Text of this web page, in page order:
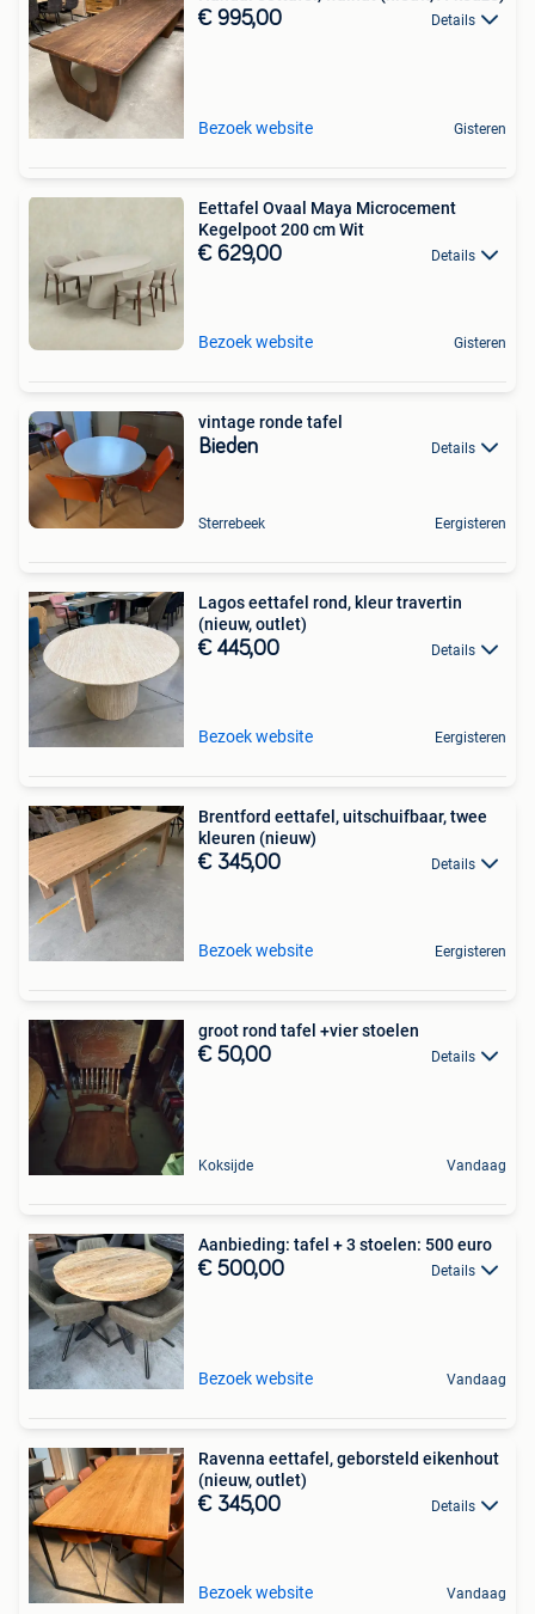
€ 995,00 Details
Bezoek website Gisteren
Eettafel Ovaal Maya Microcement
Kegelpoot 200 cm Wit
€ 629,00 Details
Bezoek website Gisteren
vintage ronde tafel
Bieden Details
Sterrebeek Eergisteren
Lagos eettafel rond, kleur travertin
(nieuw, outlet)
€ 445,00 Details
Bezoek website Eergisteren
Brentford eettafel, uitschuifbaar, twee
kleuren (nieuw)
€ 345,00 Details
Bezoek website Eergisteren
groot rond tafel +vier stoelen
€ 50,00 Details
Koksijde Vandaag
Aanbieding: tafel + 3 stoelen: 500 euro
€ 500,00 Details
Bezoek website Vandaag
Ravenna eettafel, geborsteld eikenhout
(nieuw, outlet)
€ 345,00 Details
Bezoek website Vandaag